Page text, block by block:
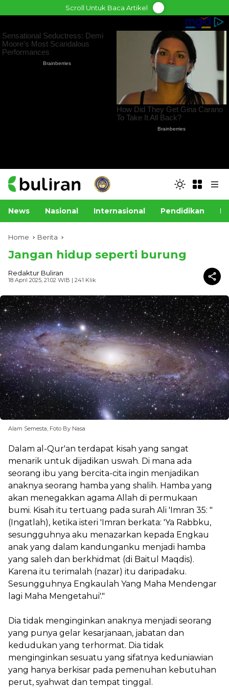
to
Scroll Untuk Baca Artikel
News Nasional Internasional Pendidikan
Home Berita
Jangan hidup seperti burung
Redaktur Buliran
18 April 2025, 21:02 WIB | 241 Klik
Alam Semesta, Foto By Nasa
Dalam al-Qur'an terdapat kisah yang sangat
menarik untuk dijadikan uswah. Di mana ada
seorang ibu yang bercita-cita ingin menjadikan
anaknya seorang hamba yang shalih. Hamba yang
akan menegakkan agama Allah di permukaan
bumi. Kisah itu tertuang pada surah Ali 'Imran 35: "
(Ingatlah), ketika isteri 'Imran berkata: 'Ya Rabbku,
sesungguhnya aku menazarkan kepada Engkau
anak yang dalam kandunganku menjadi hamba
yang saleh dan berkhidmat (di Baitul Maqdis).
Karena itu terimalah (nazar) itu daripadaku.
Sesungguhnya Engkaulah Yang Maha Mendengar
lagi Maha Mengetahui'."
Dia tidak menginginkan anaknya menjadi seorang
yang punya gelar kesarjanaan, jabatan dan
kedudukan yang terhormat. Dia tidak
menginginkan sesuatu yang sifatnya keduniawian
yang hanya berkisar pada pemenuhan kebutuhan
perut, syahwat dan tempat tinggal.